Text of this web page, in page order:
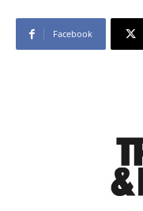
Facebook